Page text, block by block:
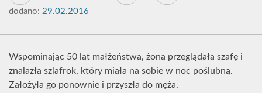
dodano: 29.02.2016
Wspominając 50 lat małżeństwa, żona przeglądała szafę i
znalazła szlafrok, który miała na sobie w noc poślubną.
Założyła go ponownie i przyszła do męża.